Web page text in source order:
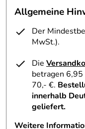
Allgemeine
Der
MwSt.).
Die
betragen
70,- €.
innerhalb
geliefert.
Weitere